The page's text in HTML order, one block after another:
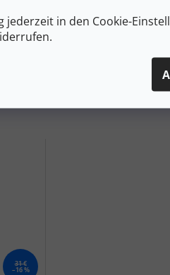
jederzeit in den Cookie-
31 €
–16 %